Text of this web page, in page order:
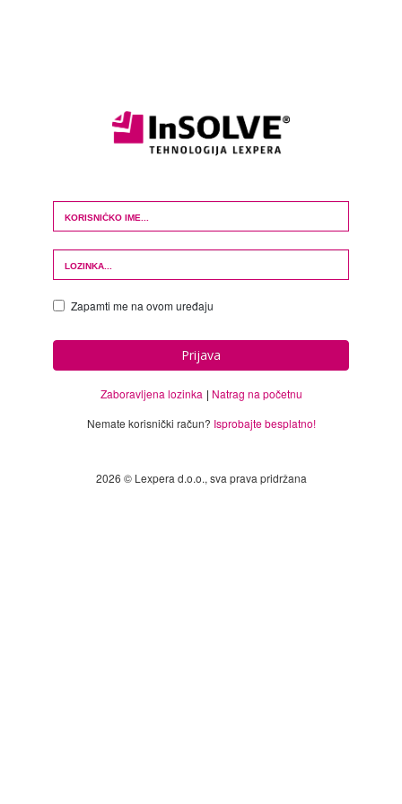
Login Form
Zapamti me na ovom uređaju
Prijava
Zaboravljena lozinka
Natrag na početnu
Nemate korisnički račun? Isprobajte besplatno!
2026 © Lexpera d.o.o., sva prava pridržana